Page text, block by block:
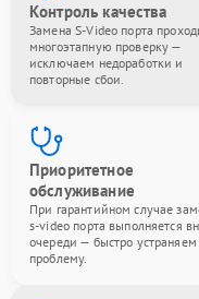
Контроль качества
Замена S-Video порта
многоэтапную проверку —
исключаем недоработки и
повторные сбои.
Приоритетное
обслуживание
При гарантийном случае
s-video порта выполняется
очереди — быстро устраняем
проблему.